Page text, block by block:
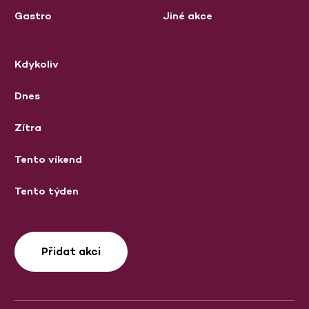
Gastro Jiné akce
Kdykoliv
Dnes
Zítra
Tento víkend
Tento týden
Přidat akci